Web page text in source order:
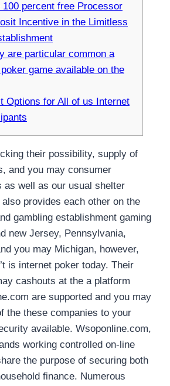
percent free Processor
Incentive in the Limitless
are particular common a
game available on the
Options for All of us Internet
their possibility, supply of
and you may consumer
as well as our usual shelter
provides each other on the
gambling establishment gaming
new Jersey, Pennsylvania,
you may Michigan, however,
is internet poker today. Their
cashouts at the a platform
are supported and you may
the these companies to your
available. Wsoponline.com,
working controlled on-line
the purpose of securing both
finance. Numerous